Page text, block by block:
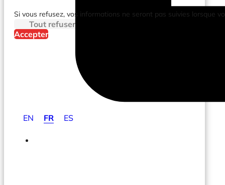
EN FR ES
Si vous refusez, vos informations ne seront pas suivies lorsque
Tout refuser
Accepter